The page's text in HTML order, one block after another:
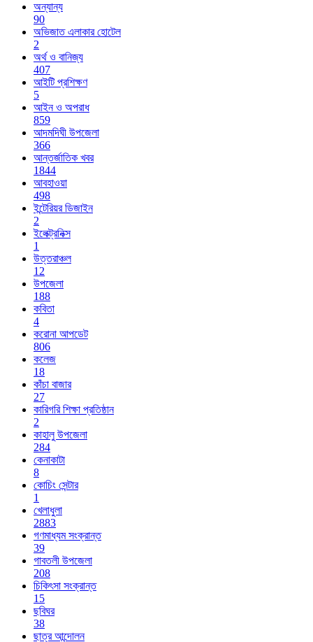
অন্যান্য
90
অভিজাত এলাকার হোটেল
2
অর্থ ও বানিজ্য
407
আইটি প্রশিক্ষণ
5
আইন ও অপরাধ
859
আদমদিঘী উপজেলা
366
আন্তর্জাতিক খবর
1844
আবহাওয়া
498
ইন্টেরিয়র ডিজাইন
2
ইলেক্ট্রনিক্স
1
উত্তরাঞ্চল
12
উপজেলা
188
কবিতা
4
করোনা আপডেট
806
কলেজ
18
কাঁচা বাজার
27
কারিগরি শিক্ষা প্রতিষ্ঠান
2
কাহালু উপজেলা
284
কেনাকাটা
8
কোচিং সেন্টার
1
খেলাধুলা
2883
গণমাধ্যম সংক্রান্ত
39
গাবতলী উপজেলা
208
চিকিৎসা সংক্রান্ত
15
ছবিঘর
38
ছাত্র আন্দোলন